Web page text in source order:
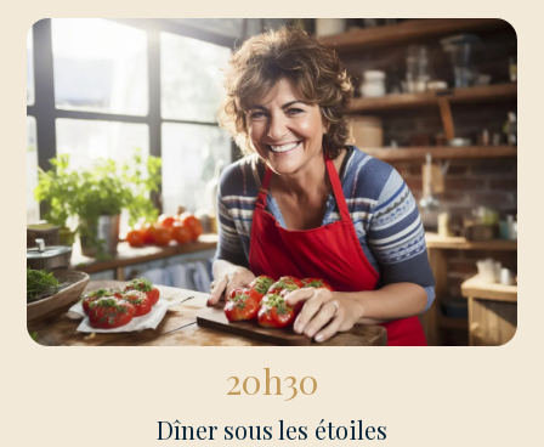
20h30
Dîner sous les étoiles